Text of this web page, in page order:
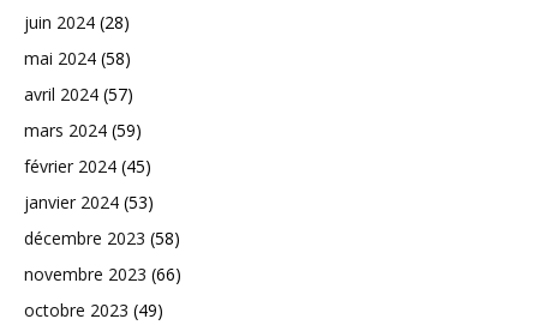
juin 2024 (28)
mai 2024 (58)
avril 2024 (57)
mars 2024 (59)
février 2024 (45)
janvier 2024 (53)
décembre 2023 (58)
novembre 2023 (66)
octobre 2023 (49)